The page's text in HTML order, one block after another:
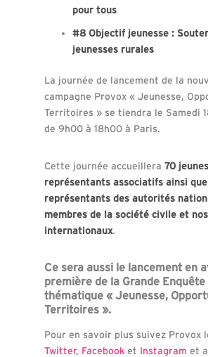
pour tous
#8 Objectif jeunesse :
jeunesses rurales
La journée de lancement de la
campagne Provox « Jeunesse,
Territoires » se tiendra le Samedi
de 9h00 à 18h00 à Paris.
Cette journée accueillera 70
représentants associatifs ainsi
représentants des autorités
membres de la société civile et
internationaux.
Ce sera aussi le lancement en
première de la Grande
thématique « Jeunesse,
Territoires ».
Pour en savoir plus suivez Provox
Twitter, Facebooket Instagram et